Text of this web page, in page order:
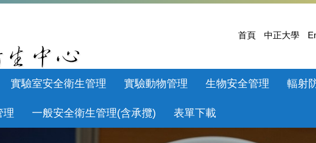
首頁 中正大學
實驗室安全衛生管理 實驗動物管理 生物安全管理 輻射
理 一般安全衛生管理(含承攬) 表單下載